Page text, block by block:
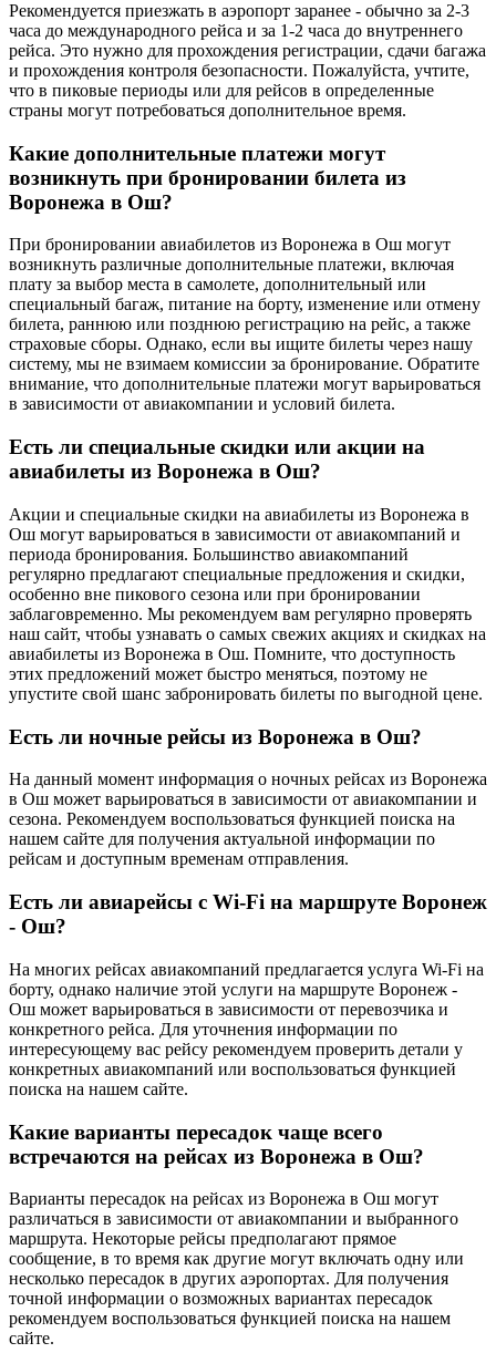
Рекомендуется приезжать в аэропорт заранее - обычно за 2-3
часа до международного рейса и за 1-2 часа до внутреннего
рейса. Это нужно для прохождения регистрации, сдачи багажа
и прохождения контроля безопасности. Пожалуйста, учтите,
что в пиковые периоды или для рейсов в определенные
страны могут потребоваться дополнительное время.
Какие дополнительные платежи могут
возникнуть при бронировании билета из
Воронежа в Ош?
При бронировании авиабилетов из Воронежа в Ош могут
возникнуть различные дополнительные платежи, включая
плату за выбор места в самолете, дополнительный или
специальный багаж, питание на борту, изменение или отмену
билета, раннюю или позднюю регистрацию на рейс, а также
страховые сборы. Однако, если вы ищите билеты через нашу
систему, мы не взимаем комиссии за бронирование. Обратите
внимание, что дополнительные платежи могут варьироваться
в зависимости от авиакомпании и условий билета.
Есть ли специальные скидки или акции на
авиабилеты из Воронежа в Ош?
Акции и специальные скидки на авиабилеты из Воронежа в
Ош могут варьироваться в зависимости от авиакомпаний и
периода бронирования. Большинство авиакомпаний
регулярно предлагают специальные предложения и скидки,
особенно вне пикового сезона или при бронировании
заблаговременно. Мы рекомендуем вам регулярно проверять
наш сайт, чтобы узнавать о самых свежих акциях и скидках на
авиабилеты из Воронежа в Ош. Помните, что доступность
этих предложений может быстро меняться, поэтому не
упустите свой шанс забронировать билеты по выгодной цене.
Есть ли ночные рейсы из Воронежа в Ош?
На данный момент информация о ночных рейсах из Воронежа
в Ош может варьироваться в зависимости от авиакомпании и
сезона. Рекомендуем воспользоваться функцией поиска на
нашем сайте для получения актуальной информации по
рейсам и доступным временам отправления.
Есть ли авиарейсы с Wi-Fi на маршруте Воронеж
- Ош?
На многих рейсах авиакомпаний предлагается услуга Wi-Fi на
борту, однако наличие этой услуги на маршруте Воронеж -
Ош может варьироваться в зависимости от перевозчика и
конкретного рейса. Для уточнения информации по
интересующему вас рейсу рекомендуем проверить детали у
конкретных авиакомпаний или воспользоваться функцией
поиска на нашем сайте.
Какие варианты пересадок чаще всего
встречаются на рейсах из Воронежа в Ош?
Варианты пересадок на рейсах из Воронежа в Ош могут
различаться в зависимости от авиакомпании и выбранного
маршрута. Некоторые рейсы предполагают прямое
сообщение, в то время как другие могут включать одну или
несколько пересадок в других аэропортах. Для получения
точной информации о возможных вариантах пересадок
рекомендуем воспользоваться функцией поиска на нашем
сайте.